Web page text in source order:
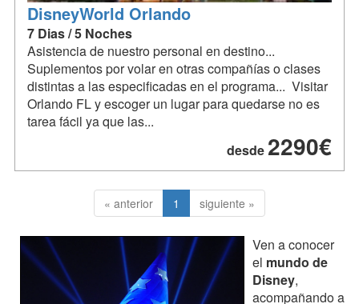
DisneyWorld Orlando
7 Dias / 5 Noches
Asistencia de nuestro personal en destino...
Suplementos por volar en otras compañías o clases
distintas a las especificadas en el programa... Visitar
Orlando FL y escoger un lugar para quedarse no es
tarea fácil ya que las...
desde 2290€
« anterior 1 siguiente »
Ven a conocer
el mundo de
Disney,
acompañando a